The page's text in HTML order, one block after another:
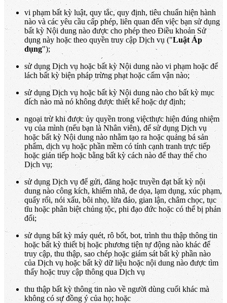
vi phạm bất kỳ luật, quy tắc, quy định, tiêu chuẩn hiện hành
nào và các yêu cầu cấp phép, liên quan đến việc bạn sử dụng
bất kỳ Nội dung nào được cho phép theo Điều khoản Sử
dụng này hoặc theo quyền truy cập Dịch vụ ("Luật Áp
dụng");
sử dụng Dịch vụ hoặc bất kỳ Nội dung nào vi phạm hoặc để
lách bất kỳ biện pháp trừng phạt hoặc cấm vận nào;
sử dụng Dịch vụ hoặc bất kỳ Nội dung nào cho bất kỳ mục
đích nào mà nó không được thiết kế hoặc dự định;
ngoại trừ khi được ủy quyền trong việcthực hiện đúng nhiệm
vụ của mình (nếu bạn là Nhân viên), để sử dụng Dịch vụ
hoặc bất kỳ Nội dung nào nhằm tạo ra hoặc quảng bá sản
phẩm, dịch vụ hoặc phần mềm có tính cạnh tranh trực tiếp
hoặc gián tiếp hoặc bằng bất kỳ cách nào để thay thế cho
Dịch vụ;
sử dụng Dịch vụ để gửi, đăng hoặc truyền đạt bất kỳ nội
dung nào công kích, khiếm nhã, đe dọa, lạm dụng, xúc phạm,
quấy rối, nói xấu, bôi nhọ, lừa đảo, gian lận, châm chọc, tục
tĩu hoặc phân biệt chủng tộc, phi đạo đức hoặc có thể bị phản
đối;
sử dụng bất kỳ máy quét, rô bốt, bot, trình thu thập thông tin
hoặc bất kỳ thiết bị hoặc phương tiện tự động nào khác để
truy cập, thu thập, sao chép hoặc giám sát bất kỳ phần nào
của Dịch vụ hoặc bất kỳ dữ liệu hoặc nội dung nào được tìm
thấy hoặc truy cập thông qua Dịch vụ
thu thập bất kỳ thông tin nào về người dùng cuối khác mà
không có sự đồng ý của họ; hoặc